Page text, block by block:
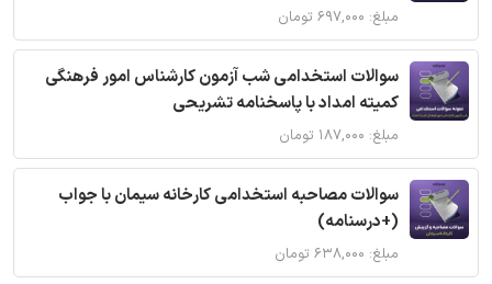
مبلغ: ۶۹۷,۰۰۰ تومان
سوالات استخدامی شب آزمون کارشناس امور فرهنگی
کمیته امداد با پاسخنامه تشریحی
مبلغ: ۱۸۷,۰۰۰ تومان
سوالات مصاحبه استخدامی کارخانه سیمان با جواب
(+درسنامه)
مبلغ: ۶۳۸,۰۰۰ تومان